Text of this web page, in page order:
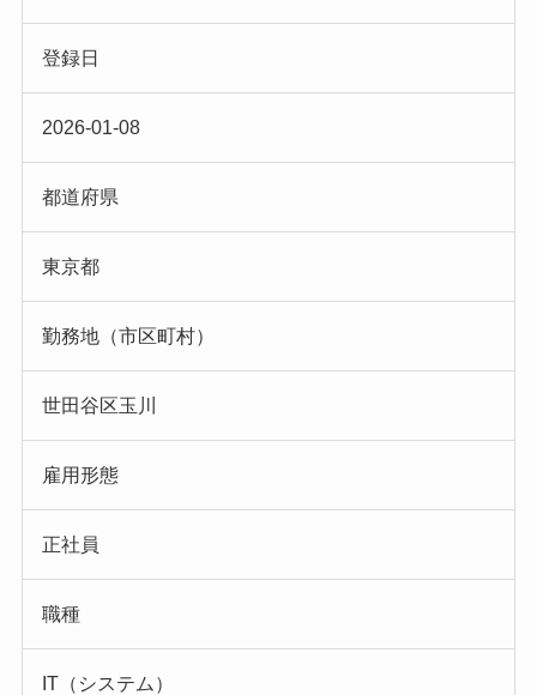
登録日
2026-01-08
都道府県
東京都
勤務地（市区町村）
世田谷区玉川
雇用形態
正社員
職種
IT（システム）